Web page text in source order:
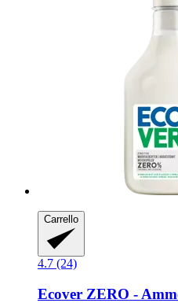
Carrello
4.7 (24)
Ecover ZERO -​